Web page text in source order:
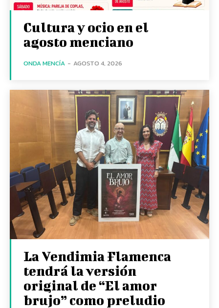
Cultura y ocio en el
agosto menciano
ONDA MENCÍA - AGOSTO 4, 2026
La Vendimia Flamenca
tendrá la versión
original de “El amor
brujo” como preludio